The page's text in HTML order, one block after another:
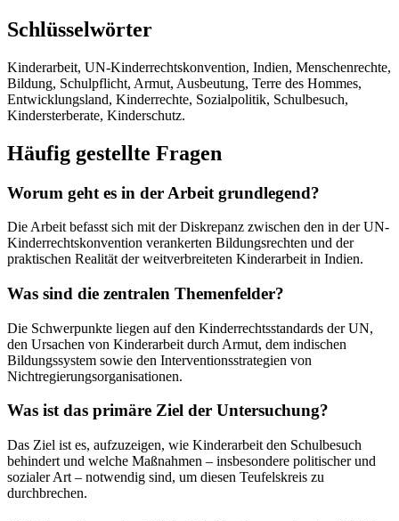
Schlüsselwörter
Kinderarbeit, UN-Kinderrechtskonvention, Indien, Menschenrechte,
Bildung, Schulpflicht, Armut, Ausbeutung, Terre des Hommes,
Entwicklungsland, Kinderrechte, Sozialpolitik, Schulbesuch,
Kindersterberate, Kinderschutz.
Häufig gestellte Fragen
Worum geht es in der Arbeit grundlegend?
Die Arbeit befasst sich mit der Diskrepanz zwischen den in der UN-
Kinderrechtskonvention verankerten Bildungsrechten und der
praktischen Realität der weitverbreiteten Kinderarbeit in Indien.
Was sind die zentralen Themenfelder?
Die Schwerpunkte liegen auf den Kinderrechtsstandards der UN,
den Ursachen von Kinderarbeit durch Armut, dem indischen
Bildungssystem sowie den Interventionsstrategien von
Nichtregierungsorganisationen.
Was ist das primäre Ziel der Untersuchung?
Das Ziel ist es, aufzuzeigen, wie Kinderarbeit den Schulbesuch
behindert und welche Maßnahmen – insbesondere politischer und
sozialer Art – notwendig sind, um diesen Teufelskreis zu
durchbrechen.